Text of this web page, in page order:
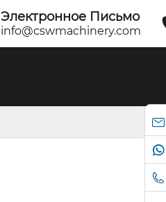
Электронное Письмо
info@cswmachinery.com